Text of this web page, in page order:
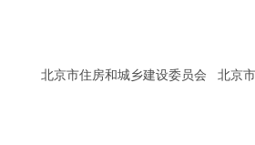
北京市住房和城乡建设委员会 北京市